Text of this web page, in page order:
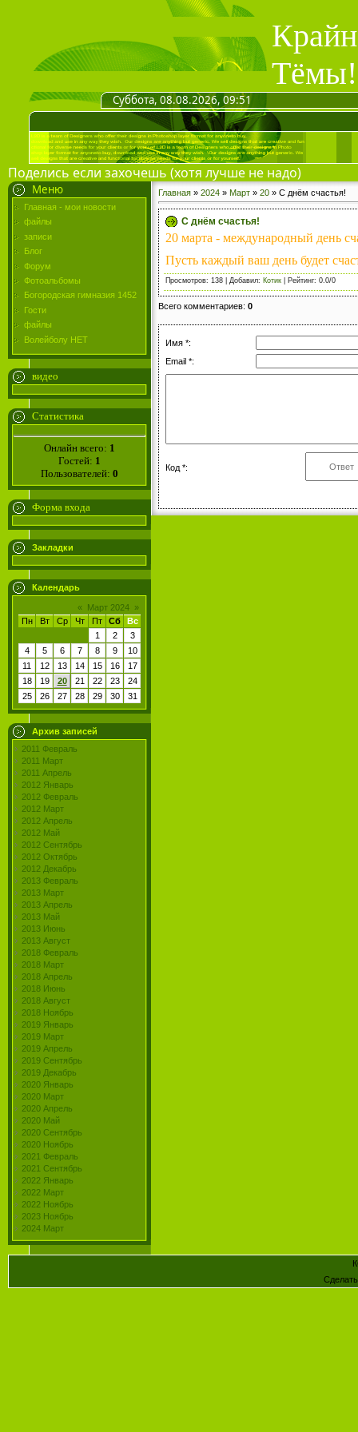
Суббота, 08.08.2026, 09:51
Поделись если захочешь (хотя лучше не надо)
Меню
Главная - мои новости
файлы
записи
Блог
Форум
Фотоальбомы
Богородская гимназия 1452
Гости
файлы
Волейболу НЕТ
видео
Статистика
Онлайн всего: 1
Гостей: 1
Пользователей: 0
Форма входа
Закладки
Календарь
« Март 2024 »
Пн
Вт Ср Чт Пт Сб
Вс
1
2
3
4
5 6 7 8 9
10
11
12 13 14 15 16
17
18
19 20 21 22 23
24
25
26 27 28 29 30 31
Архив записей
2011 Февраль
2011 Март
2011 Апрель
2012 Январь
2012 Февраль
2012 Март
2012 Апрель
2012 Май
2012 Сентябрь
2012 Октябрь
2012 Декабрь
2013 Февраль
2013 Март
2013 Апрель
2013 Май
2013 Июнь
2013 Август
2018 Февраль
2018 Март
2018 Апрель
2018 Июнь
2018 Август
2018 Ноябрь
2019 Январь
2019 Март
2019 Апрель
2019 Сентябрь
2019 Декабрь
2020 Январь
2020 Март
2020 Апрель
2020 Май
2020 Сентябрь
2020 Ноябрь
2021 Февраль
2021 Сентябрь
2022 Январь
2022 Март
2022 Ноябрь
2023 Ноябрь
2024 Март
Главная » 2024 » Март » 20 » С днём счастья!
С днём счастья!
20 марта - международный день
Пусть каждый ваш день будет
Просмотров: 138 | Добавил: Котик Рейтинг: 0.0/0
Всего комментариев: 0
Имя *:
Email *:
Код *: